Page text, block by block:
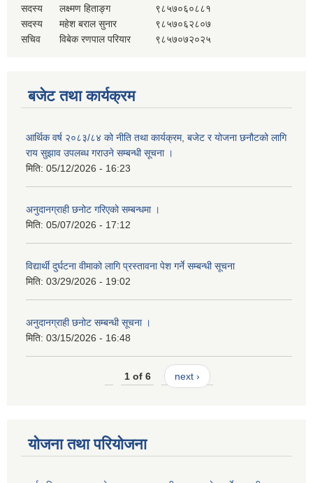
सदस्य
लक्ष्मण हिताङ्ग
९८५७०६०८८१
सदस्य
महेश बराल सुनार
९८५७०६२८०७
सचिव
विबेक रणपाल परियार ९८५७०७२०२५
बजेट तथा कार्यक्रम
आर्थिक वर्ष २०८३/८४ को नीति तथा कार्यक्रम, बजेट र योजना छनौटको लागि
राय सुझाव उपलब्ध गराउने सम्बन्धी सूचना ।
मिति: 05/12/2026 - 16:23
अनुदानग्राही छनोट गरिएको सम्बन्धमा ।
मिति: 05/07/2026 - 17:12
विद्यार्थी दुर्घटना वीमाको लागि प्रस्तावना पेश गर्ने सम्बन्धी सूचना
मिति: 03/29/2026 - 19:02
अनुदानग्राही छनोट सम्बन्धी सूचना ।
मिति: 03/15/2026 - 16:48
1 of 6 next ›
योजना तथा परियोजना